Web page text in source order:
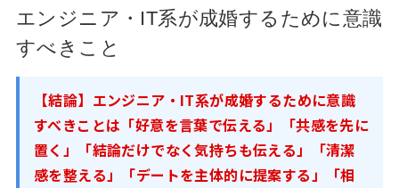
エンジニア・IT系が成婚するために意識
すべきこと
【結論】エンジニア・IT系が成婚するために意識
すべきことは「好意を言葉で伝える」「共感を先に
置く」「結論だけでなく気持ちも伝える」「清潔
感を整える」「デートを主体的に提案する」「相